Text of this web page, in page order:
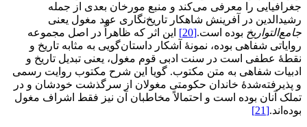
جغرافیایی را معرفی می‌کند و منبع مورخان بعدی از جمله
رشیدالدین در آفرینش شاهکار تاریخ‌نگاری عهد مغول یعنی
جامع‌التواریخ بوده است.[20]
این اثر که ظاهراً در اصل مجموعه
روایاتی شفاهی بوده، نمونۀ آشکار داستان‌گویی به مثابه تاریخ و
نقطۀ عطفی است در سنت ادبی قوم مغول، یعنی تبدیل تاریخ و
ادبیات شفاهی به متن مکتوب. گویا این شرح مکتوب روایت رسمی
و پذیرفته‌شدۀ خاندان حکومتی مغولان از سرگذشت خودشان و در
تملک آنان بوده است و احتمالاً مخاطبان آن نیز فقط اشراف مغول
بوده‌اند.[21]